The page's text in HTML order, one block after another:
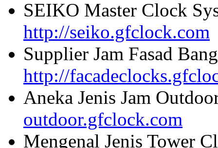
SEIKO Master Clock
http://seiko.gfclock.com
Supplier Jam Fasad
http://
Aneka Jenis Jam
outdoor.gfclock.com
Mengenal Jenis Tower